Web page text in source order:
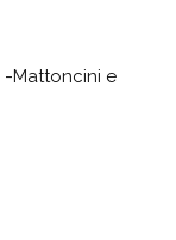
Mattoncini e